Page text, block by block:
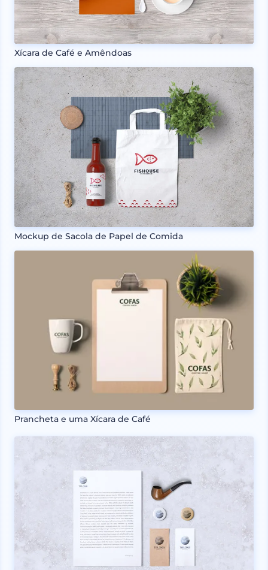
Xícara de Café e Amêndoas
Mockup de Sacola de Papel de Comida
Prancheta e uma Xícara de Café